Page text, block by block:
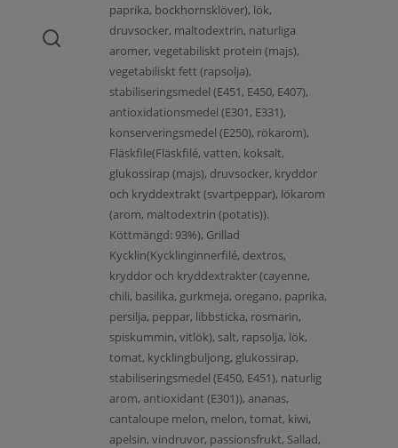
paprika, bockhornsklöver), lök,
druvsocker, maltodextrin, naturliga
aromer, vegetabiliskt protein (majs),
vegetabiliskt fett (rapsolja),
stabiliseringsmedel (E451, E450, E407),
antioxidationsmedel (E301, E331),
konserveringsmedel (E250), rökarom),
Fläskfile(Fläskfilé, vatten, koksalt,
glukossirap (majs), druvsocker, kryddor
och kryddextrakt (svartpeppar), lökarom
(arom, maltodextrin (potatis)).
Köttmängd: 93%), Grillad
Kycklin(Kycklinginnerfilé, dextros,
kryddor och kryddextrakter (cayenne,
chili, basilika, gurkmeja, oregano, paprika,
persilja, peppar, libbsticka, rosmarin,
spiskummin, vitlök), salt, rapsolja, lök,
tomat, kycklingbuljong, glukossirap,
stabiliseringsmedel (E450, E451), naturlig
arom, antioxidant (E301)), ananas,
cantaloupe melon, melon, tomat, kiwi,
apelsin, vindruvor, passionsfrukt, Sallad,